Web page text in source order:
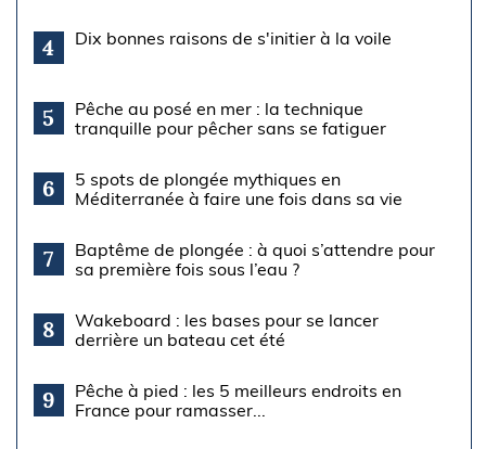
4 Dix bonnes raisons de s'initier à la voile
5
Pêche au posé en mer : la technique
tranquille pour pêcher sans se fatiguer
6
5 spots de plongée mythiques en
Méditerranée à faire une fois dans sa vie
7
Baptême de plongée : à quoi s’attendre pour
sa première fois sous l’eau ?
8
Wakeboard : les bases pour se lancer
derrière un bateau cet été
9
Pêche à pied : les 5 meilleurs endroits en
France pour ramasser...